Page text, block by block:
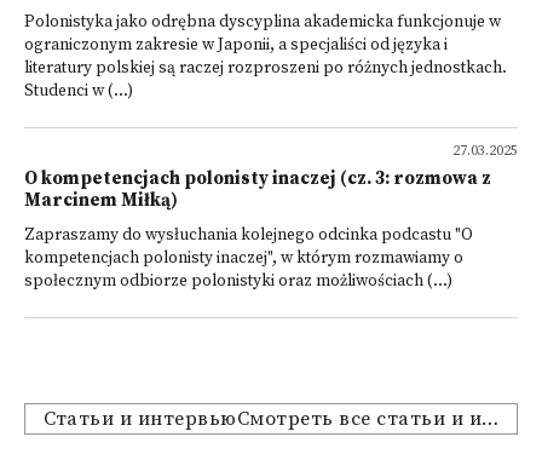
Polonistyka jako odrębna dyscyplina akademicka funkcjonuje w
ograniczonym zakresie w Japonii, a specjaliści od języka i
literatury polskiej są raczej rozproszeni po różnych jednostkach.
Studenci w (...)
27.03.2025
O kompetencjach polonisty inaczej (cz. 3: rozmowa z
Marcinem Miłką)
Zapraszamy do wysłuchania kolejnego odcinka podcastu "O
kompetencjach polonisty inaczej", w którym rozmawiamy o
społecznym odbiorze polonistyki oraz możliwościach (...)
Статьи и интервьюСмотреть все статьи и интервью